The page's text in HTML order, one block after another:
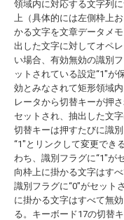
領域内に対応する文字列
上（具体的には左側枠上
かる文字を文章データメ
出した文字に対してオペ
い場合、有効無効の識別
ットされている設定“1"が
効とみなされて矩形領域
レータから切替キーが押
セットされ、抽出した文
切替キーは押すたびに識
“1"とリンクして変更でき
わち、識別フラグに“1"が
向枠上に掛かる文字はす
識別フラグに“0"がセット
に掛かる文字はすべて無
る。キーボード17の切替